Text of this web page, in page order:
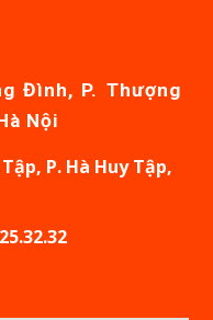
Đình, P. Thượng
Nội
P. Hà Huy Tập,